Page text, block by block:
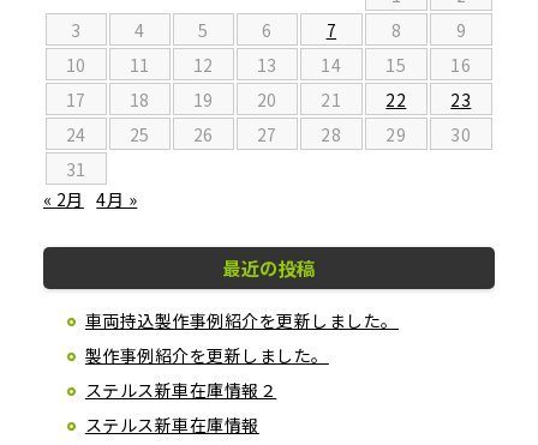
3
4 5 6 7 8
9
10
11 12 13 14 15
16
17
18 19 20 21 22
23
24
25 26 27 28 29
30
31
« 2月
4月 »
最近の投稿
車両持込製作事例紹介を更新しました。
製作事例紹介を更新しました。
ステルス新車在庫情報２
ステルス新車在庫情報